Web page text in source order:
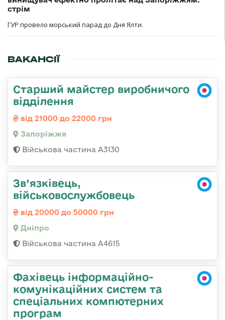
стрім
ГУР провело морський парад до Дня Ялти.
ВАКАНСІЇ
Старший майстер виробничого
відділення
від 21000 до 22000 грн
Запоріжжя
Військова частина А3130
Зв’язківець,
військовослужбовець
від 20000 до 50000 грн
Дніпро
Військова частина А4615
Фахівець інформаційно-
комунікаційних систем та
спеціальних компютерних
програм